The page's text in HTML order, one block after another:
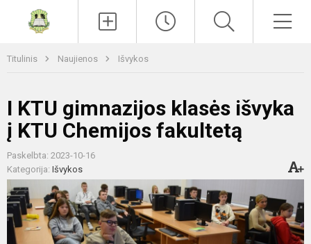
Titulinis Naujienos Išvykos
I KTU gimnazijos klasės išvyka
į KTU Chemijos fakultetą
Paskelbta: 2023-10-16
Kategorija: Išvykos